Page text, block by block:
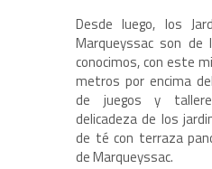
Desde luego, los
Marqueyssac son
conocimos, con este
metros por encima
de juegos y
delicadeza de los
de té con terraza
de Marqueyssac.